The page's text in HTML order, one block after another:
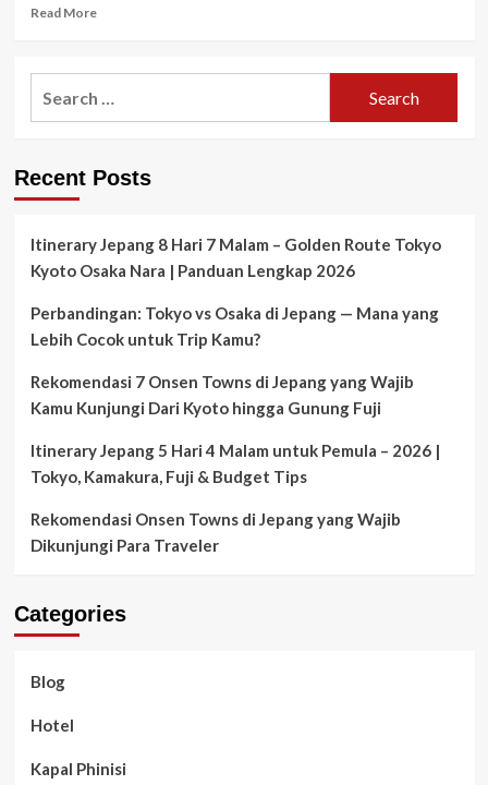
November
2017
Read MoreRead
Paket
Wisata
”
21
28
2017
Recent Posts
Itinerary Jepang 8 Hari 7 Malam – Golden Route Tokyo
Kyoto Osaka Nara | Panduan Lengkap 2026
Perbandingan: Tokyo vs Osaka di Jepang — Mana yang
Lebih Cocok untuk Trip Kamu?
Rekomendasi 7 Onsen Towns di Jepang yang Wajib
Kamu Kunjungi Dari Kyoto hingga Gunung Fuji
Itinerary Jepang 5 Hari 4 Malam untuk Pemula – 2026 |
Tokyo, Kamakura, Fuji & Budget Tips
Rekomendasi Onsen Towns di Jepang yang Wajib
Dikunjungi Para Traveler
Categories
Blog
Hotel
Kapal Phinisi